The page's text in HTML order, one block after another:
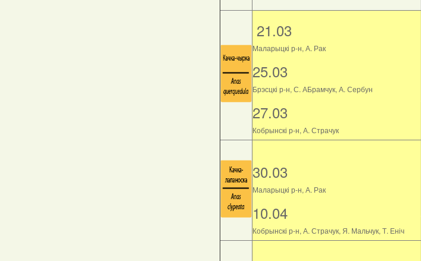
21.03
Маларыцкі р-н, А. Рак
25.03
Брэсцкі р-н, С. АБрамчук, А. Сербун
27.03
Кобрынскі р-н, А. Страчук
30.03
Маларыцкі р-н, А. Рак
10.04
Кобрынскі р-н, А. Страчук, Я. Мальчук, Т. Еніч